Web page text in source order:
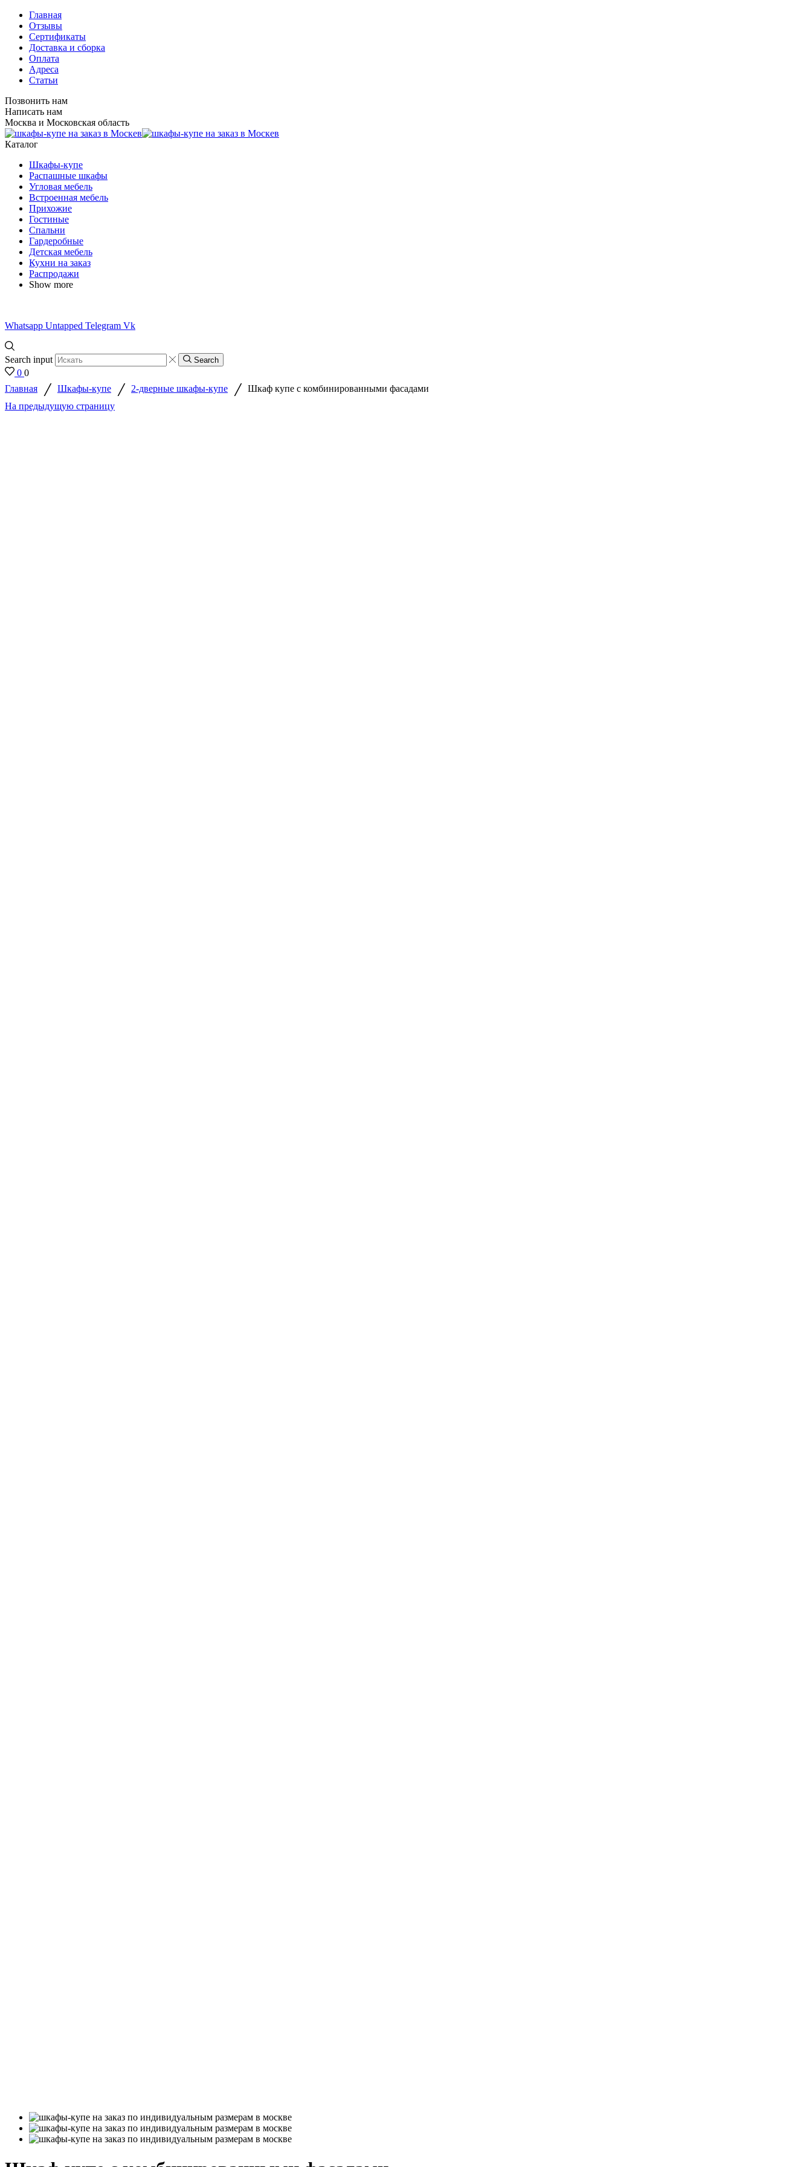
Главная
Отзывы
Сертификаты
Доставка и сборка
Оплата
Адреса
Статьи
Позвонить нам
Написать нам
Москва и Московская область
Каталог
Шкафы-купе
Распашные шкафы
Угловая мебель
Встроенная мебель
Прихожие
Гостиные
Спальни
Гардеробные
Детская мебель
Кухни на заказ
Распродажи
Show more
Whatsapp Untapped Telegram Vk
Search input Search
0 0
Главная / Шкафы-купе / 2-дверные шкафы-купе / Шкаф купе с комбинированными фасадами
На предыдущую страницу